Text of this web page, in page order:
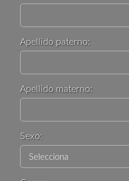
Apellido paterno:
Apellido materno:
Sexo: